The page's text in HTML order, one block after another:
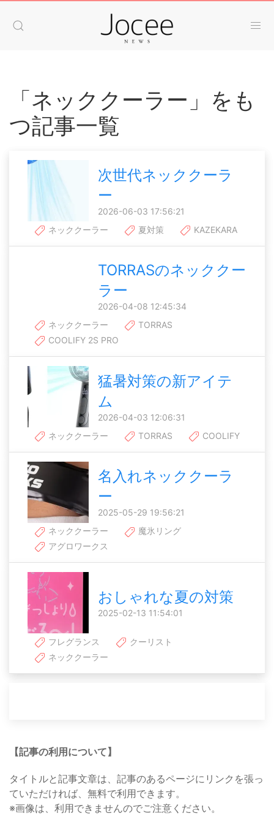
「ネッククーラー」をも
つ記事一覧
次世代ネッククーラ
ー
2026-06-03 17:56:21
ネッククーラー
夏対策 KAZEKARA
TORRASのネッククー
ラー
2026-04-08 12:45:34
ネッククーラー
TORRAS
COOLIFY 2S PRO
猛暑対策の新アイテ
ム
2026-04-03 12:06:31
ネッククーラー
TORRAS COOLIFY
名入れネッククーラ
ー
2025-05-29 19:56:21
ネッククーラー
魔氷リング
アグロワークス
おしゃれな夏の対策
2025-02-13 11:54:01
フレグランス
クーリスト
ネッククーラー
【記事の利用について】
タイトルと記事文章は、記事のあるページにリンクを張っ
ていただければ、無料で利用できます。
※画像は、利用できませんのでご注意ください。